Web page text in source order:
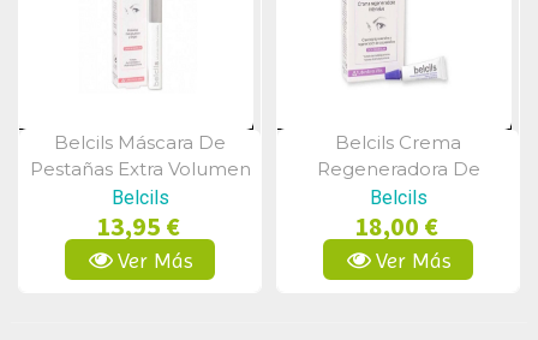
Vista Rápida
Belcils Máscara De
Pestañas Extra Volumen
Color Negro
Belcils
13,95 €
Ver Más
Vista Rápida
Belcils Crema
Regeneradora De
Pestañas 4ml
Belcils
18,00 €
Ver Más